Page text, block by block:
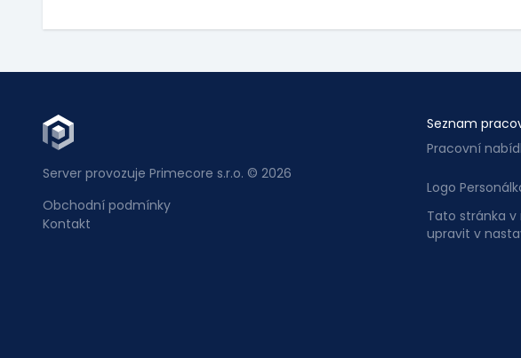
Server provozuje Primecore s.r.o. © 2026
Obchodní podmínky
Kontakt
Seznam
Pracovní
Logo
Tato stránka
upravit v